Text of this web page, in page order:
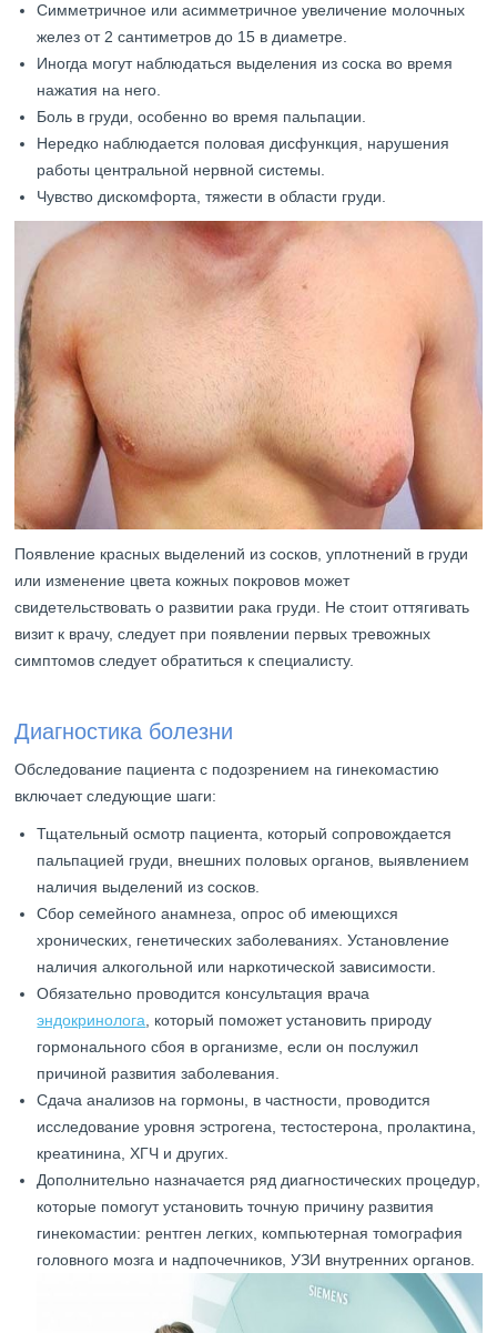
Симметричное или асимметричное увеличение молочных
желез от 2 сантиметров до 15 в диаметре.
Иногда могут наблюдаться выделения из соска во время
нажатия на него.
Боль в груди, особенно во время пальпации.
Нередко наблюдается половая дисфункция, нарушения
работы центральной нервной системы.
Чувство дискомфорта, тяжести в области груди.
Появление красных выделений из сосков, уплотнений в груди
или изменение цвета кожных покровов может
свидетельствовать о развитии рака груди. Не стоит оттягивать
визит к врачу, следует при появлении первых тревожных
симптомов следует обратиться к специалисту.
Диагностика болезни
Обследование пациента с подозрением на гинекомастию
включает следующие шаги:
Тщательный осмотр пациента, который сопровождается
пальпацией груди, внешних половых органов, выявлением
наличия выделений из сосков.
Сбор семейного анамнеза, опрос об имеющихся
хронических, генетических заболеваниях. Установление
наличия алкогольной или наркотической зависимости.
Обязательно проводится консультация врача
эндокринолога , который поможет установить природу
гормонального сбоя в организме, если он послужил
причиной развития заболевания.
Сдача анализов на гормоны, в частности, проводится
исследование уровня эстрогена, тестостерона, пролактина,
креатинина, ХГЧ и других.
Дополнительно назначается ряд диагностических процедур,
которые помогут установить точную причину развития
гинекомастии: рентген легких, компьютерная томография
головного мозга и надпочечников, УЗИ внутренних органов.